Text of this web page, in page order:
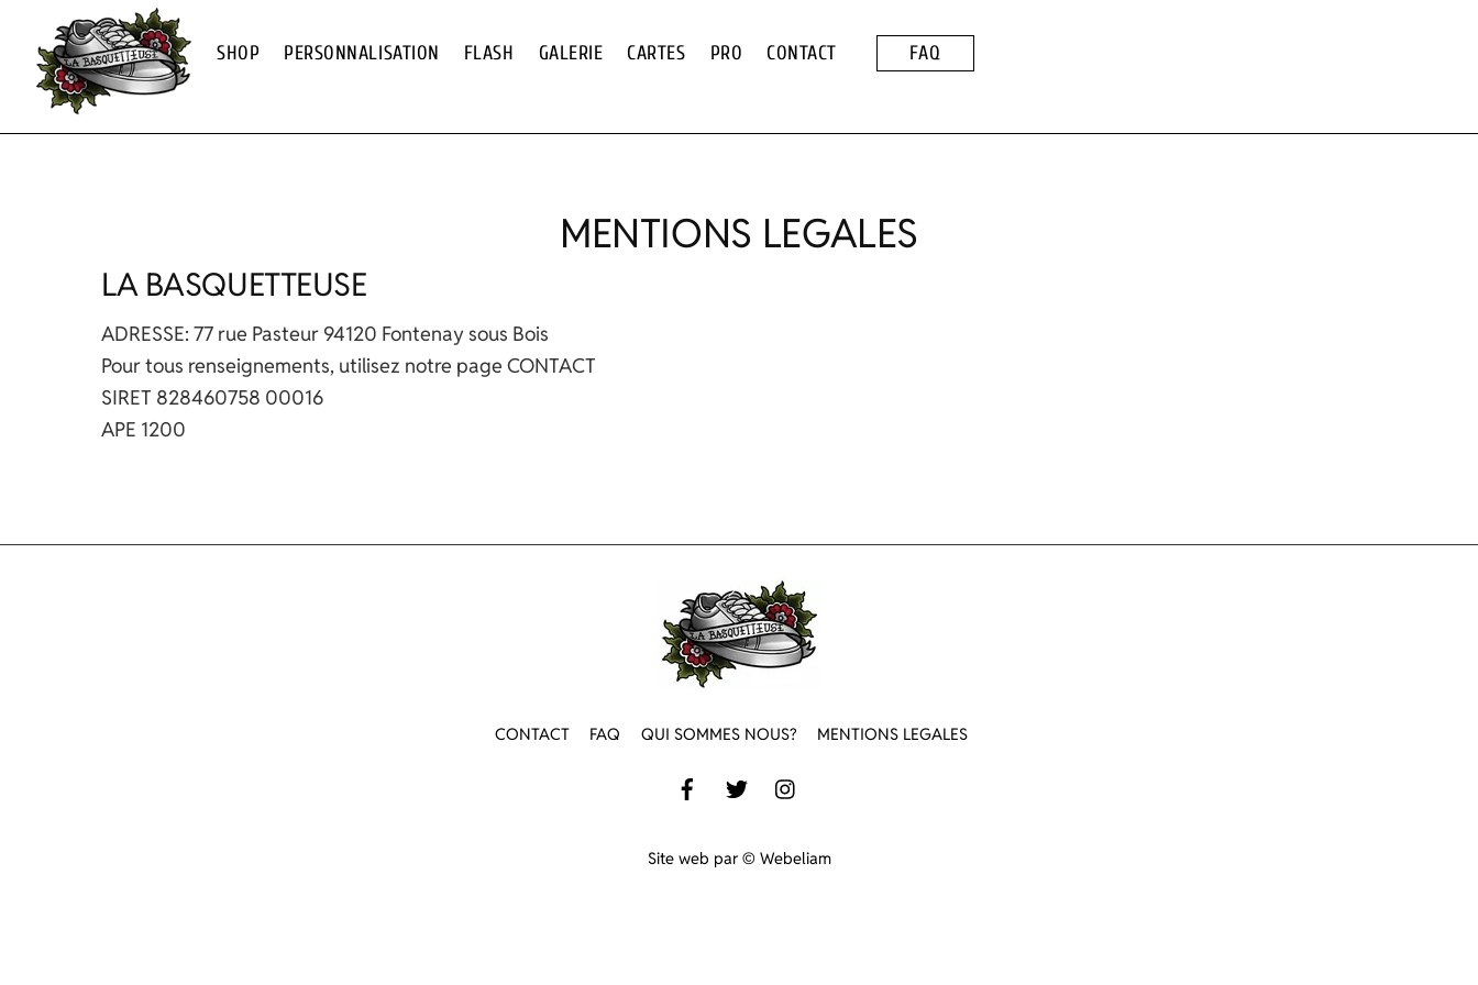
content
SHOP PERSONNALISATION FLASH GALERIE CARTES PRO CONTACT FAQ
MENTIONS LEGALES
LA BASQUETTEUSE
ADRESSE: 77 rue Pasteur 94120 Fontenay sous Bois
Pour tous renseignements, utilisez notre page CONTACT
SIRET 828460758 00016
APE 1200
Back
To
Top
CONTACT FAQ QUI SOMMES NOUS? MENTIONS LEGALES
Site web par © Webeliam